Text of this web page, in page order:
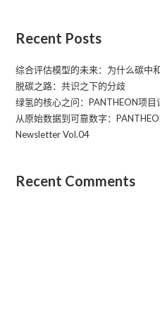
Recent Posts
综合评估模型的未来：为什么碳中
脱碳之路：共识之下的分歧
绿氢的核心之问：PANTHEON项
从原始数据到可靠数字：
Newsletter Vol.04
Recent Comments